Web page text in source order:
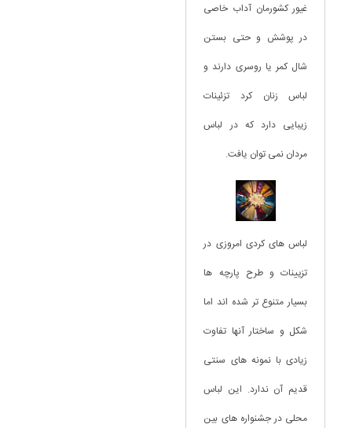
غیور کشورمان آداب خاصی
در پوشش و حتی بستن
شال کمر یا روسری دارند و
لباس زنان کرد تزئینات
زیبایی دارد که در لباس
مردان نمی توان یافت.
لباس های کردی امروزی در
تزیینات و طرح پارچه ها
بسیار متنوع تر شده اند اما
شکل و ساختار آنها تفاوت
زیادی با نمونه های سنتی
قدیم آن ندارد. این لباس
محلی در جشنواره های بین